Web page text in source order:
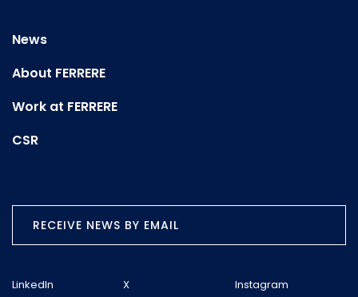
News
About FERRERE
Work at FERRERE
CSR
RECEIVE NEWS BY EMAIL
LinkedIn X Instagram